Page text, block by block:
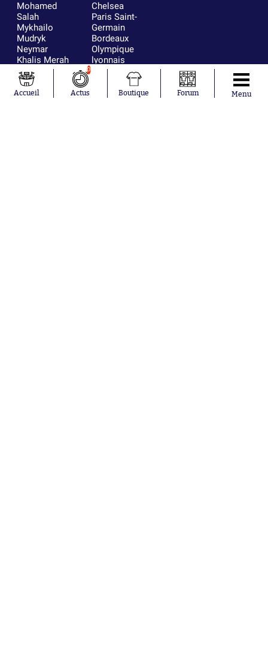
Mohamed
Salah
Mykhailo
Mudryk
Neymar
Khalis Merah
Loïs Openda
Moussa
Niakhaté
Chelsea
Paris Saint-
Germain
Bordeaux
Olympique
lyonnais
FIFA
Real Madrid
RC Strasbourg
Accueil
0
Actus Boutique Forum Menu